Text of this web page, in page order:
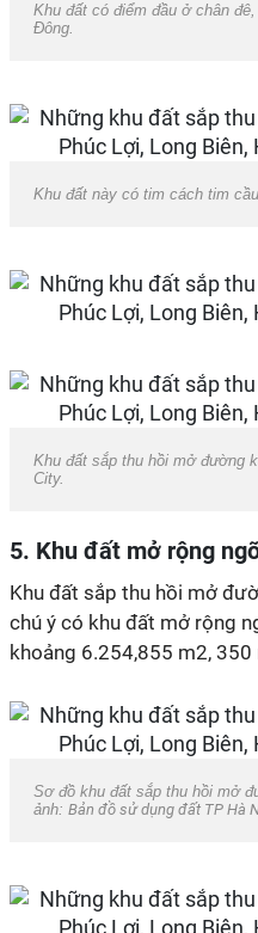
Khu đất có điểm đầu ở chân
Đông.
Khu đất này có tim cách tim
Khu đất sắp thu hồi mở đường
City.
5. Khu đất mở rộng
Khu đất sắp thu hồi mở
chú ý có khu đất mở rộng
khoảng 6.254,855 m2, 350
Sơ đồ khu đất sắp thu hồi mở
ảnh: Bản đồ sử dụng đất TP Hà